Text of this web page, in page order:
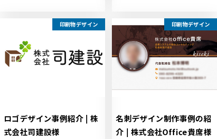
印刷物デザイン
ロゴデザイン事例紹介 | 株
式会社司建設様
印刷物デザイン
名刺デザイン制作事例の紹
介 | 株式会社Office貴席様